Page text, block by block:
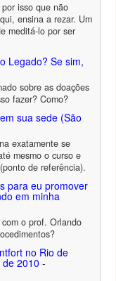
isso que não
ensina a rezar. Um
meditá-lo por ser
Legado? Se sim,
sobre as doações
fazer? Como?
sua sede (São
exatamente se
mesmo o curso e
de referência).
para eu promover
em minha
o prof. Orlando
no Rio de
2010 -